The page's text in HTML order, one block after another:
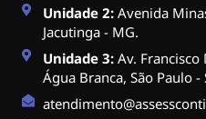
Unidade 2:Avenida
Jacutinga - MG.
Unidade 3:Av. Francisco
Água Branca, São Paulo -